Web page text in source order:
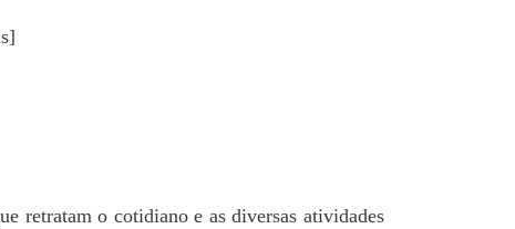
retratam o cotidiano e as diversas atividades